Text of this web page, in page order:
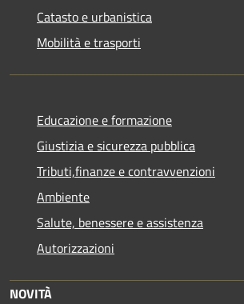
Catasto e urbanistica
Mobilità e trasporti
Educazione e formazione
Giustizia e sicurezza pubblica
Tributi,finanze e contravvenzioni
Ambiente
Salute, benessere e assistenza
Autorizzazioni
NOVITÀ